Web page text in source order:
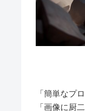
「簡単なプ
「画像に厨